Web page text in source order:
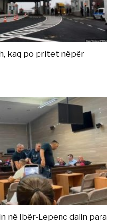
kaq po pritet nëpër
në Ibër-Lepenc dalin para